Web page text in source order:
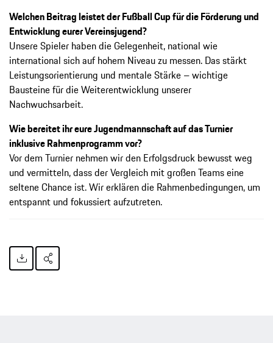
Welchen Beitrag leistet der Fußball Cup für die Förderung und
Entwicklung eurer Vereinsjugend?
Unsere Spieler haben die Gelegenheit, national wie
international sich auf hohem Niveau zu messen. Das stärkt
Leistungsorientierung und mentale Stärke – wichtige
Bausteine für die Weiterentwicklung unserer
Nachwuchsarbeit.
Wie bereitet ihr eure Jugendmannschaft auf das Turnier
inklusive Rahmenprogramm vor?
Vor dem Turnier nehmen wir den Erfolgsdruck bewusst weg
und vermitteln, dass der Vergleich mit großen Teams eine
seltene Chance ist. Wir erklären die Rahmenbedingungen, um
entspannt und fokussiert aufzutreten.